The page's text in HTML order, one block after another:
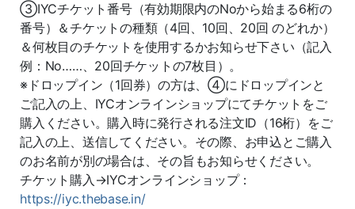
③IYCチケット番号（有効期限内のNoから始まる6桁の
番号）＆チケットの種類（4回、10回、20回 のどれか）
＆何枚目のチケットを使用するかお知らせ下さい（記入
例：No……、20回チケットの7枚目）。
※ドロップイン（1回券）の方は、④にドロップインと
ご記入の上、IYCオンラインショップにてチケットをご
購入ください。購入時に発行される注文ID（16桁）をご
記入の上、送信してください。その際、お申込とご購入
のお名前が別の場合は、その旨もお知らせください。
チケット購入→IYCオンラインショップ：
https://iyc.thebase.in/